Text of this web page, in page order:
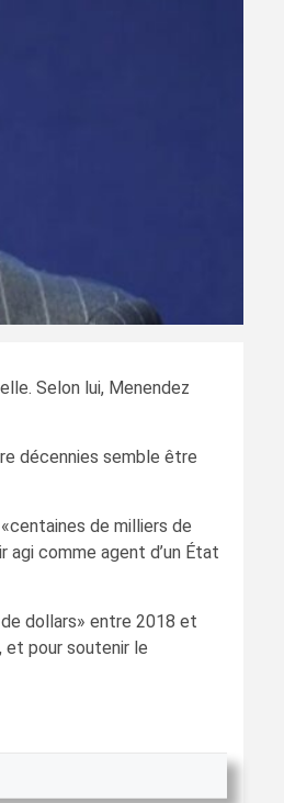
Selon lui, Menendez
décennies semble être
de milliers de
agi comme agent d’un État
dollars» entre 2018 et
et pour soutenir le